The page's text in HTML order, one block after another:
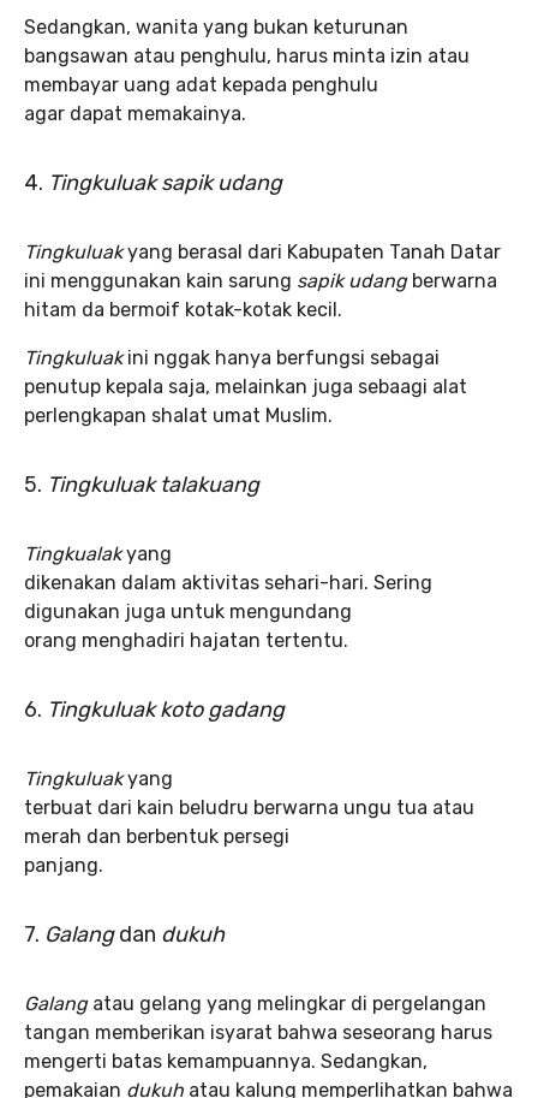
Sedangkan, wanita yang bukan keturunan
bangsawan atau penghulu, harus minta izin atau
membayar uang adat kepada penghulu
agar dapat memakainya.
4. Tingkuluak sapik udang
Tingkuluakyang berasal dari Kabupaten Tanah Datar
ini menggunakan kain sarung sapik udangberwarna
hitam da bermoif kotak-kotak kecil.
Tingkuluakini nggak hanya berfungsi sebagai
penutup kepala saja, melainkan juga sebaagi alat
perlengkapan shalat umat Muslim.
5. Tingkuluak talakuang
Tingkualakyang
dikenakan dalam aktivitas sehari-hari. Sering
digunakan juga untuk mengundang
orang menghadiri hajatan tertentu.
6. Tingkuluak koto gadang
Tingkuluakyang
terbuat dari kain beludru berwarna ungu tua atau
merah dan berbentuk persegi
panjang.
7. Galangdan dukuh
Galang atau gelang yang melingkar di pergelangan
tangan memberikan isyarat bahwa seseorang harus
mengerti batas kemampuannya. Sedangkan,
pemakaian dukuh atau kalung memperlihatkan bahwa